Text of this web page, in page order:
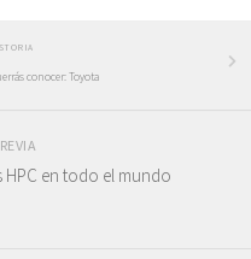
conocer: Toyota
HPC en todo el mundo